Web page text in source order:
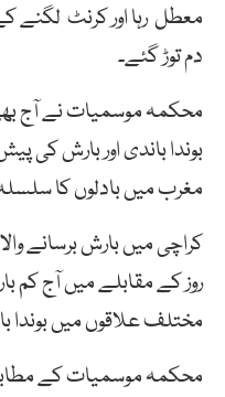
معطل رہا اورکرنٹ لگنے
دمتوڑگئے۔
محکمہ موسمیات نے آج
بوندا باندی اور بارش
مغرب میں بادلوں کا
کراچی میں بارش برسانے
روز کے مقابلے میں آج کم
مختلف علاقوں میں بوندا
محکمہ موسمیات کے